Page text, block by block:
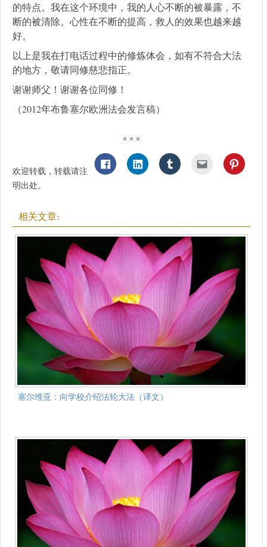
的特点。我在这个环境中，我的人心不断的被暴露，不
断的被清除。心性在不断的提高，救人的效果也越来越
好。
以上是我在打电话过程中的修炼体会，如有不符合大法
的地方，敬请同修慈悲指正。
谢谢师父！谢谢各位同修！
（2012年布鲁塞尔欧洲法会发言稿）
* * *
欢迎转载，转载请注
明出处。
相关文章:
塞尔维亚：向学校介绍法轮大法（译文）